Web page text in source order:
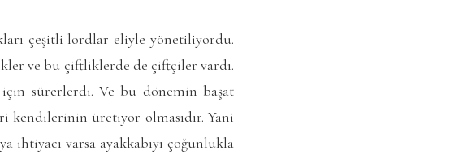
çeşitli lordlar eliyle yönetiliyordu.
ve bu çiftliklerde de çiftçiler vardı.
sürerlerdi. Ve bu dönemin başat
üretiyor olmasıdır. Yani
ihtiyacı varsa ayakkabıyı çoğunlukla